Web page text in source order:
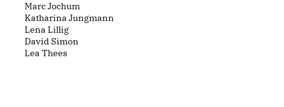
Marc Jochum
Katharina Jungmann
Lena Lillig
David Simon
Lea Thees